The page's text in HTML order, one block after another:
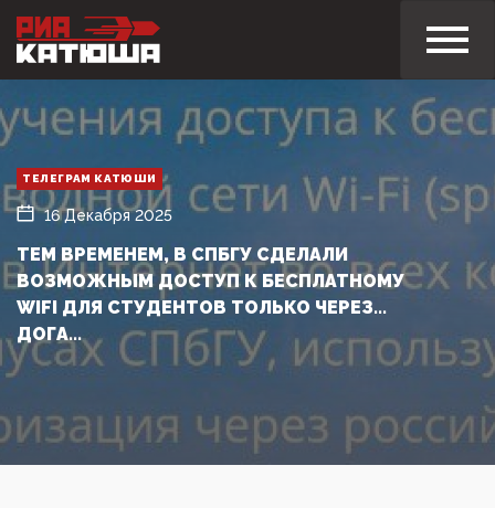
ТЕЛЕГРАМ КАТЮШИ
16 Декабря 2025
ТЕМ ВРЕМЕНЕМ, В СПБГУ СДЕЛАЛИ
ВОЗМОЖНЫМ ДОСТУП К БЕСПЛАТНОМУ
WIFI ДЛЯ СТУДЕНТОВ ТОЛЬКО ЧЕРЕЗ...
ДОГА...